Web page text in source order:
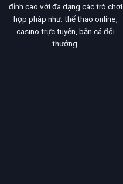
đỉnh cao với đa dạng các trò chơi
hợp pháp như: thể thao online,
casino trực tuyến, bắn cá đổi
thưởng.